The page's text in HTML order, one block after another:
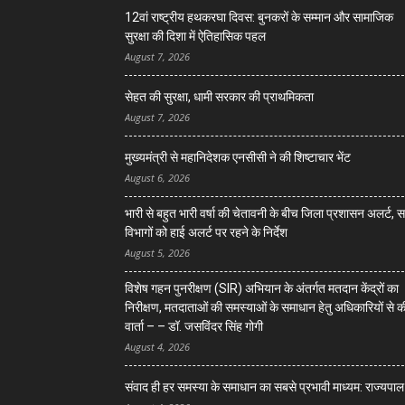
12वां राष्ट्रीय हथकरघा दिवस: बुनकरों के सम्मान और सामाजिक
सुरक्षा की दिशा में ऐतिहासिक पहल
August 7, 2026
सेहत की सुरक्षा, धामी सरकार की प्राथमिकता
August 7, 2026
मुख्यमंत्री से महानिदेशक एनसीसी ने की शिष्टाचार भेंट
August 6, 2026
भारी से बहुत भारी वर्षा की चेतावनी के बीच जिला प्रशासन अलर्ट,
विभागों को हाई अलर्ट पर रहने के निर्देश
August 5, 2026
विशेष गहन पुनरीक्षण (SIR) अभियान के अंतर्गत मतदान केंद्रों का
निरीक्षण, मतदाताओं की समस्याओं के समाधान हेतु अधिकारियों से
वार्ता – – डॉ. जसविंदर सिंह गोगी
August 4, 2026
संवाद ही हर समस्या के समाधान का सबसे प्रभावी माध्यम: राज्यपाल